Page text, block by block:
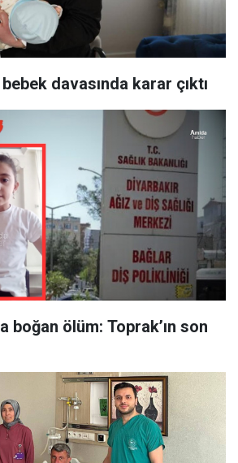
davasında karar çıktı
boğan ölüm: Toprak’ın son